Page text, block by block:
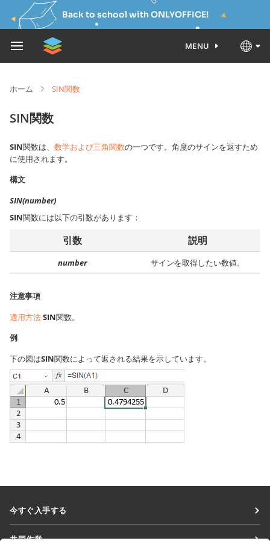
Back to school with ONLYOFFICE!
MENU
ホーム SIN関数
SIN関数
SIN関数は、 数学および三角関数の一つです。角度のサインを返すため
に使用されます。
構文
SIN(number)
SIN関数には以下の引数があります：
引数 説明
number サインを取得したい数値。
注意事項
適用方法SIN関数。
例
下の図はSIN関数によって返される結果を示しています。
今すぐ入手する